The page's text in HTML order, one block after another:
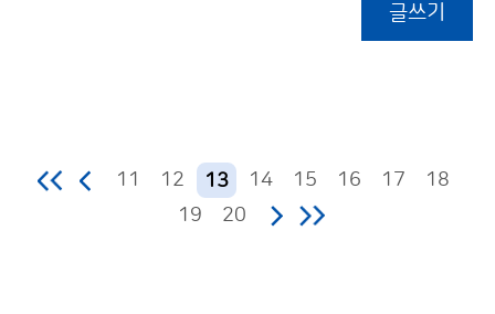
글쓰기
11 12 13 14 15 16 17
18
19
20